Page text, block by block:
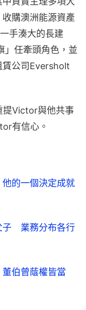
購澳洲能源資產
手湊大的長建
」任牽頭角色，並
賃公司Eversholt
提Victor與他共事
有信心。
他的一個決定成就
子　業務分布各行
董伯曾蔭權皆當